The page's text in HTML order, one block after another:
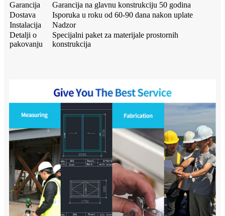
Garancija
Garancija na glavnu konstrukciju 50 godina
Dostava
Isporuka u roku od 60-90 dana nakon uplate
Instalacija
Nadzor
Detalji o
pakovanju
Specijalni paket za materijale prostornih
konstrukcija